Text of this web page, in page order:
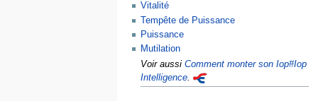
Vitalité
Tempête de Puissance
Puissance
Mutilation
Voir aussiComment monter son Iop#Iop
Intelligence